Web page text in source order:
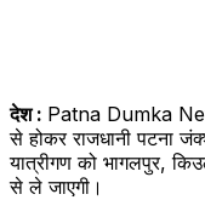
देश : Patna Dumka
से होकर राजधानी पटना
यात्रीगण को भागलपुर,
से ले जाएगी।